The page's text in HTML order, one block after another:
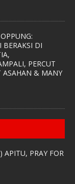
BERAKSI DI
PERCUT
ASAHAN & MANY
PRAY FOR